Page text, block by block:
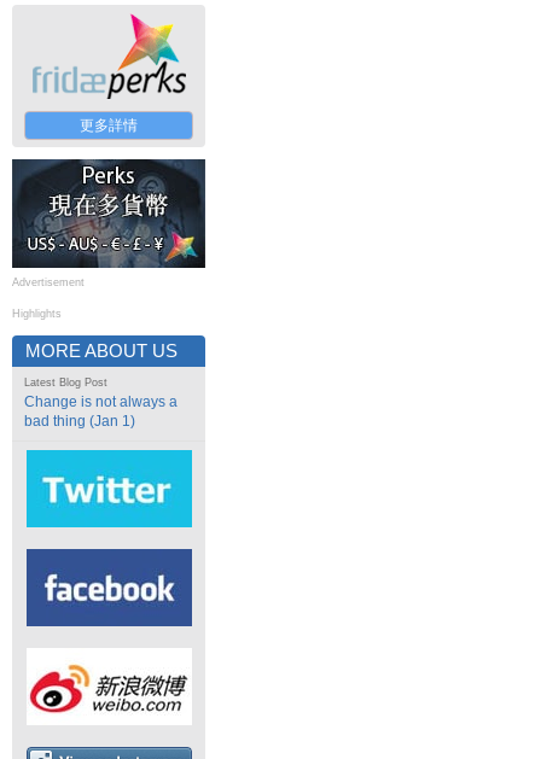
更多詳情
Advertisement
Highlights
MORE ABOUT US
Latest Blog Post
Change is not always a
bad thing (Jan 1)